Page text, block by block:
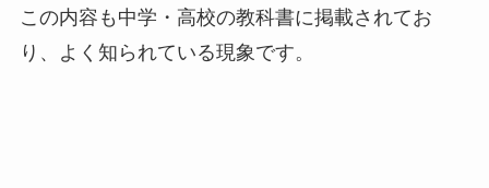
この内容も中学・高校の教科書に掲載されてお
り、よく知られている現象です。